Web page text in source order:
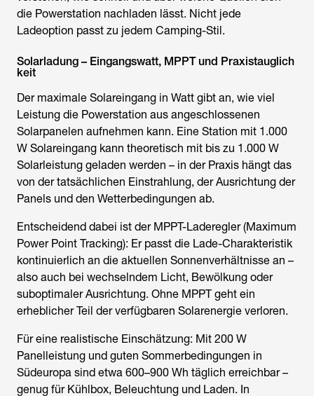
die Powerstation nachladen lässt. Nicht jede
Ladeoption passt zu jedem Camping-Stil.
Solarladung – Eingangswatt, MPPT und Praxistauglich
keit
Der maximale Solareingang in Watt gibt an, wie viel
Leistung die Powerstation aus angeschlossenen
Solarpanelen aufnehmen kann. Eine Station mit 1.000
W Solareingang kann theoretisch mit bis zu 1.000 W
Solarleistung geladen werden – in der Praxis hängt das
von der tatsächlichen Einstrahlung, der Ausrichtung der
Panels und den Wetterbedingungen ab.
Entscheidend dabei ist der MPPT-Laderegler (Maximum
Power Point Tracking): Er passt die Lade-Charakteristik
kontinuierlich an die aktuellen Sonnenverhältnisse an –
also auch bei wechselndem Licht, Bewölkung oder
suboptimaler Ausrichtung. Ohne MPPT geht ein
erheblicher Teil der verfügbaren Solarenergie verloren.
Für eine realistische Einschätzung: Mit 200 W
Panelleistung und guten Sommerbedingungen in
Südeuropa sind etwa 600–900 Wh täglich erreichbar –
genug für Kühlbox, Beleuchtung und Laden. In